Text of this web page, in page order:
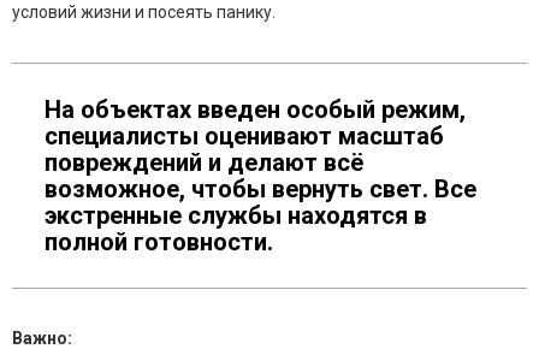
условий жизни и посеять панику.
На объектах введен особый режим,
специалисты оценивают масштаб
повреждений и делают всё
возможное, чтобы вернуть свет. Все
экстренные службы находятся в
полной готовности.
Важно: